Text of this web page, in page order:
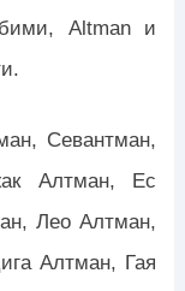
Altman и
Севантман,
Алтман, Ес
Лео Алтман,
Алтман, Гая